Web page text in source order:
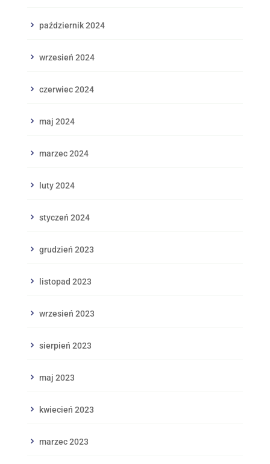
październik 2024
wrzesień 2024
czerwiec 2024
maj 2024
marzec 2024
luty 2024
styczeń 2024
grudzień 2023
listopad 2023
wrzesień 2023
sierpień 2023
maj 2023
kwiecień 2023
marzec 2023